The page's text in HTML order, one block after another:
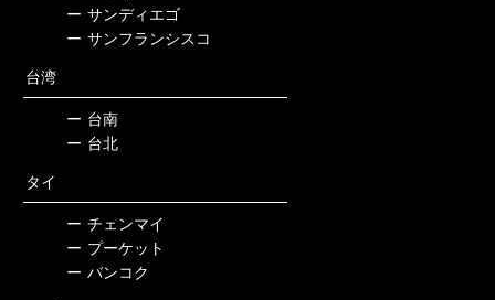
ー サンディエゴ
ー サンフランシスコ
台湾
ー 台南
ー 台北
タイ
ー チェンマイ
ー プーケット
ー バンコク